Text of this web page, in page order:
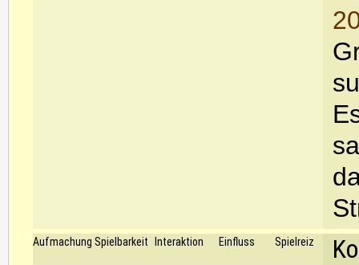
Aufmachung Spielbarkeit Interaktion Einfluss Spielreiz